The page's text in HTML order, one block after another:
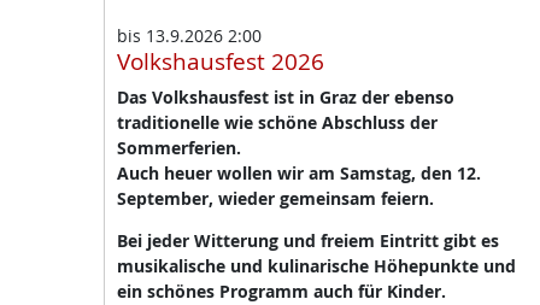
bis 13.9.2026 2:00
Volkshausfest 2026
Das Volkshausfest ist in Graz der ebenso
traditionelle wie schöne Abschluss der
Sommerferien.
Auch heuer wollen wir am Samstag, den 12.
September, wieder gemeinsam feiern.
Bei jeder Witterung und freiem Eintritt gibt es
musikalische und kulinarische Höhepunkte und
ein schönes Programm auch für Kinder.